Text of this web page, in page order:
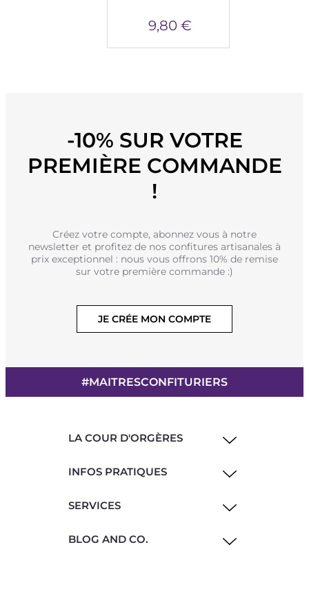
9,80 €
-10% SUR VOTRE
PREMIÈRE COMMANDE
!
Créez votre compte, abonnez vous à notre
newsletter et profitez de nos confitures artisanales à
prix exceptionnel : nous vous offrons 10% de remise
sur votre première commande :)
JE CRÉE MON COMPTE
#MAITRESCONFITURIERS
LA COUR D'ORGÈRES
INFOS PRATIQUES
SERVICES
BLOG AND CO.